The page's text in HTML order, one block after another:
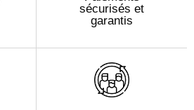
sécurisés et
garantis